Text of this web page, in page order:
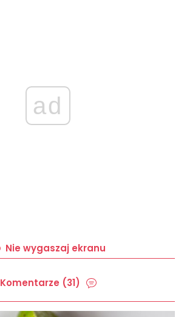
ad
Nie wygaszaj ekranu
Komentarze (31)